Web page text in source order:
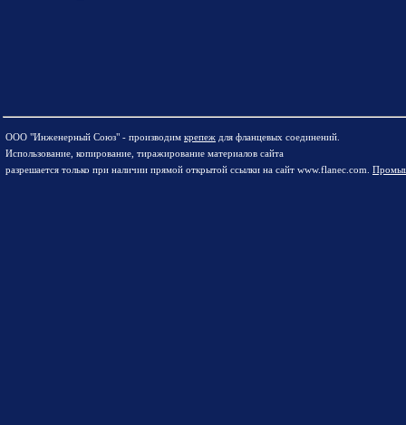
ООО "Инженерный Союз" - производим крепеж для фланцевых соединений.
Использование, копирование, тиражирование материалов сайта
разрешается только при наличии прямой открытой ссылки на сайт www.flanec.com.